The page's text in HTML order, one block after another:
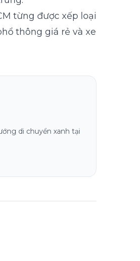
từng được xếp loại
thông giá rẻ và xe
di chuyển xanh tại